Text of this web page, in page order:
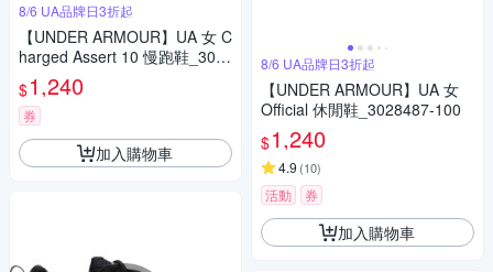
8/6 UA品牌日3折起
【UNDER ARMOUR】UA 女 C
harged Assert 10 慢跑鞋_302
6179-118
$1,240
券
加入購物車
8/6 UA品牌日3折起
【UNDER ARMOUR】UA 女
Official 休閒鞋_3028487-100
$1,240
4.9 (10)
活動 券
加入購物車